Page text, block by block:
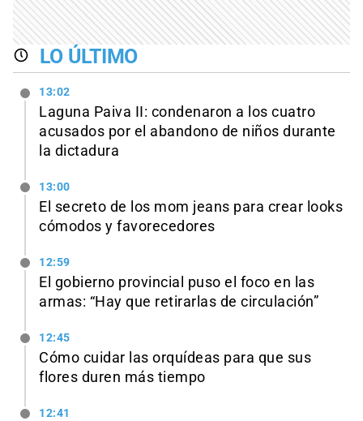
LO ÚLTIMO
13:02
Laguna Paiva II: condenaron a los cuatro
acusados por el abandono de niños durante
la dictadura
13:00
El secreto de los mom jeans para crear looks
cómodos y favorecedores
12:59
El gobierno provincial puso el foco en las
armas: “Hay que retirarlas de circulación”
12:45
Cómo cuidar las orquídeas para que sus
flores duren más tiempo
12:41